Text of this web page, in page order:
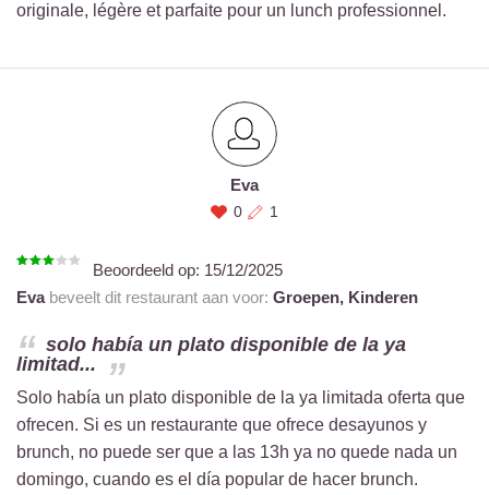
originale, légère et parfaite pour un lunch professionnel.
Eva
0 1
Beoordeeld op: 15/12/2025
Evabeveelt dit restaurant aan voor: Groepen, Kinderen
solo había un plato disponible de la ya
limitad...
Solo había un plato disponible de la ya limitada oferta que
ofrecen. Si es un restaurante que ofrece desayunos y
brunch, no puede ser que a las 13h ya no quede nada un
domingo, cuando es el día popular de hacer brunch.